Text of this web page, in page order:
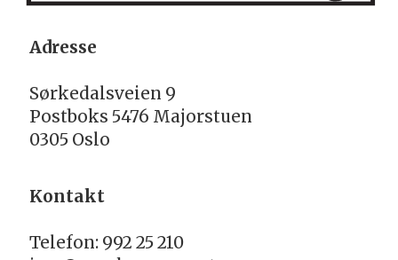
Adresse
Sørkedalsveien 9
Postboks 5476 Majorstuen
0305 Oslo
Kontakt
Telefon: 992 25 210